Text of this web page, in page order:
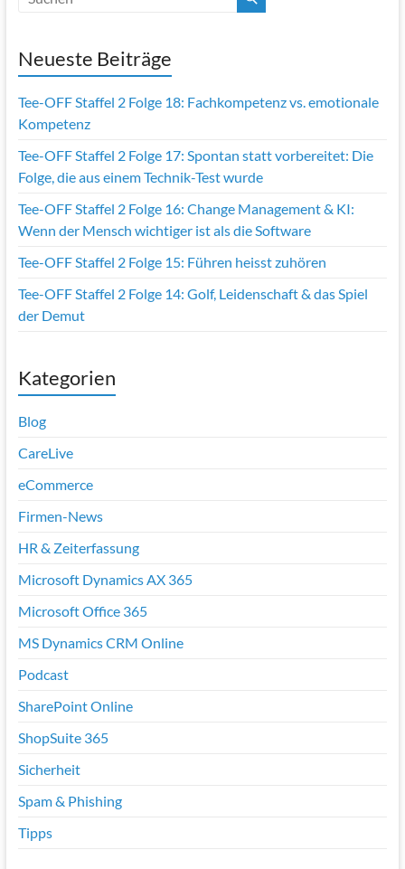
k
Neueste Beiträge
Tee-OFF Staffel 2 Folge 18: Fachkompetenz vs. emotionale
Kompetenz
Tee-OFF Staffel 2 Folge 17: Spontan statt vorbereitet: Die
Folge, die aus einem Technik-Test wurde
Tee-OFF Staffel 2 Folge 16: Change Management & KI:
Wenn der Mensch wichtiger ist als die Software
Tee-OFF Staffel 2 Folge 15: Führen heisst zuhören
Tee-OFF Staffel 2 Folge 14: Golf, Leidenschaft & das Spiel
der Demut
Kategorien
Blog
CareLive
eCommerce
Firmen-News
HR & Zeiterfassung
Microsoft Dynamics AX 365
Microsoft Office 365
MS Dynamics CRM Online
Podcast
SharePoint Online
ShopSuite 365
Sicherheit
Spam & Phishing
Tipps